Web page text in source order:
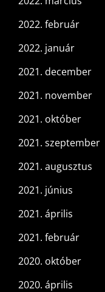
2022. február
2022. január
2021. december
2021. november
2021. október
2021. szeptember
2021. augusztus
2021. június
2021. április
2021. február
2020. október
2020. április